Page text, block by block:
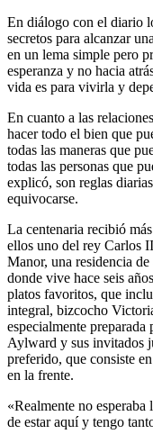
En diálogo con el diario
secretos para alcanzar
en un lema simple pero
esperanza y no hacia
vida es para vivirla y
En cuanto a las
hacer todo el bien que
todas las maneras que
todas las personas que
explicó, son reglas
equivocarse.
La centenaria recibió
ellos uno del rey Carlos
Manor, una residencia
donde vive hace seis
platos favoritos, que
integral, bizcocho
especialmente
Aylward y sus invitados
preferido, que consiste
en la frente.
«Realmente no esperaba
de estar aquí y tengo